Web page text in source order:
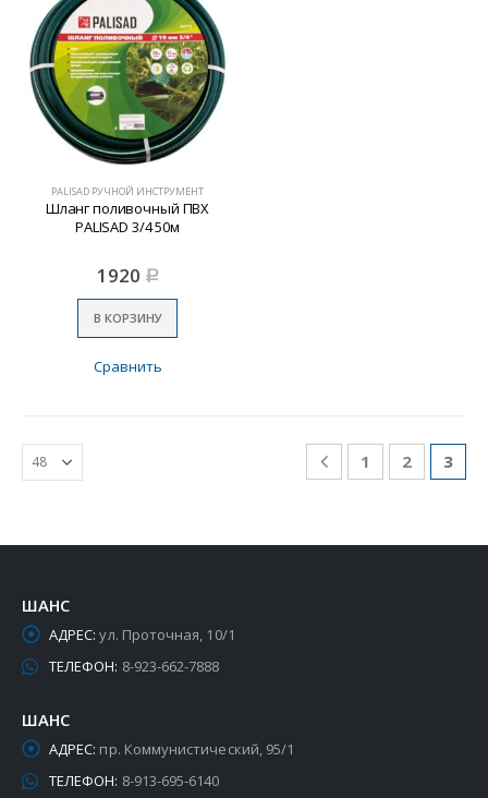
PALISAD РУЧНОЙ ИНСТРУМЕНТ
Шланг поливочный ПВХ
PALISAD 3/4 50м
1920 Р
В КОРЗИНУ
Сравнить
1 2 3
ШАНС
АДРЕС: ул. Проточная, 10/1
ТЕЛЕФОН: 8-923-662-7888
ШАНС
АДРЕС: пр. Коммунистический, 95/1
ТЕЛЕФОН: 8-913-695-6140